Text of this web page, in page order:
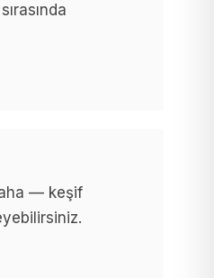
— keşif